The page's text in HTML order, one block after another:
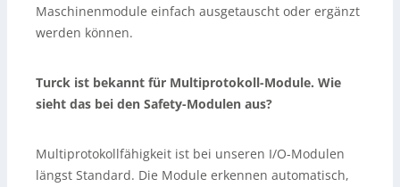
Maschinenmodule einfach ausgetauscht oder ergänzt
werden können.
Turck ist bekannt für Multiprotokoll-Module. Wie
sieht das bei den Safety-Modulen aus?
Multiprotokollfähigkeit ist bei unseren I/O-Modulen
längst Standard. Die Module erkennen automatisch,